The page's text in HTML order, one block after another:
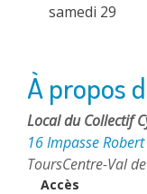
samedi 29
À propos
Local du Collectif
16 Impasse
ToursCentre-Val
Accès